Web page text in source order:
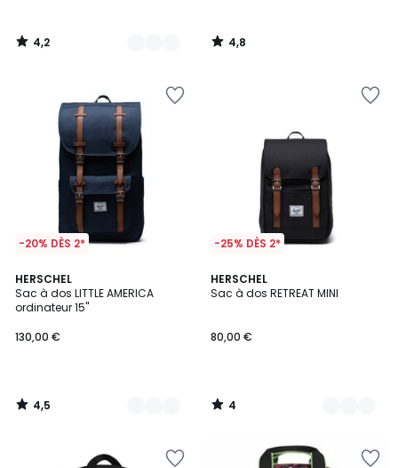
4,2
/
4,8
/
-20% DÈS 2*
HERSCHEL
Sac à dos LITTLE AMERICA
ordinateur 15''
130,00 €
4,5
/ 5
3
Couleurs
4,5
/
-25% DÈS 2*
HERSCHEL
Sac à dos RETREAT MINI
80,00 €
4
/
2
Couleurs
4
/